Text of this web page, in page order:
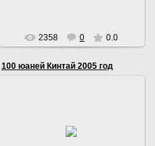
2358 0 0.0
100 юаней Кинтай 2005 год
лицевой стороне портртрет Мао